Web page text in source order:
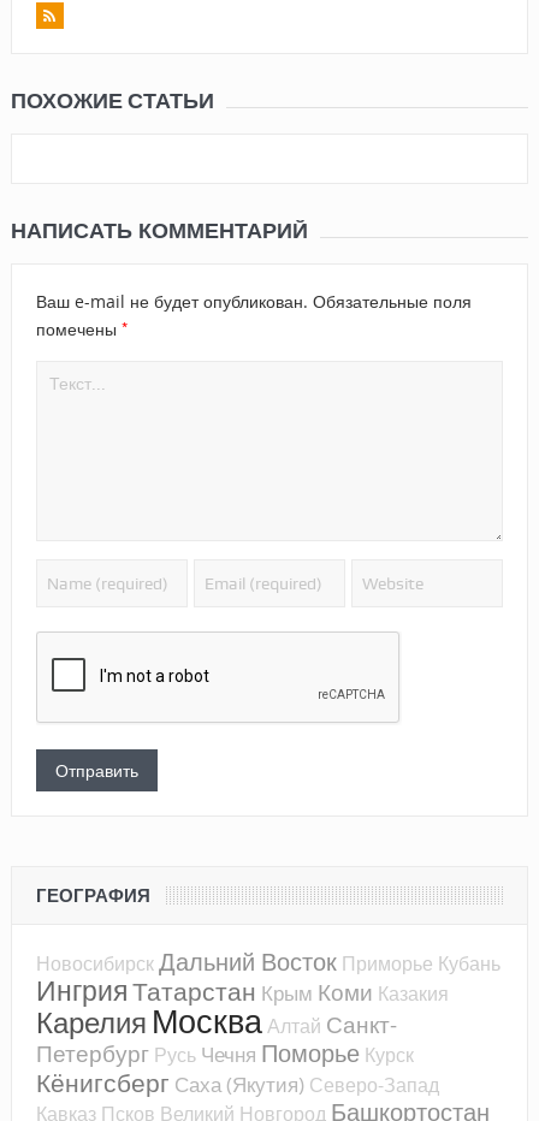
ПОХОЖИЕ СТАТЬИ
НАПИСАТЬ КОММЕНТАРИЙ
Ваш e-mail не будет опубликован. Обязательные поля
помечены *
ГЕОГРАФИЯ
НовосибирскДальний Восток Приморье Кубань
ИнгрияТатарстан Крым Коми Казакия
Карелия МоскваАлтай Санкт-
Петербург Русь Чечня Поморье Курск
Кёнигсберг Саха (Якутия) Северо-Запад
Кавказ Псков Великий Новгород Башкортостан